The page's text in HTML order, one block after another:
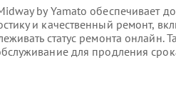
by Yamato обеспечивает
и качественный ремонт,
статус ремонта онлайн.
для продления